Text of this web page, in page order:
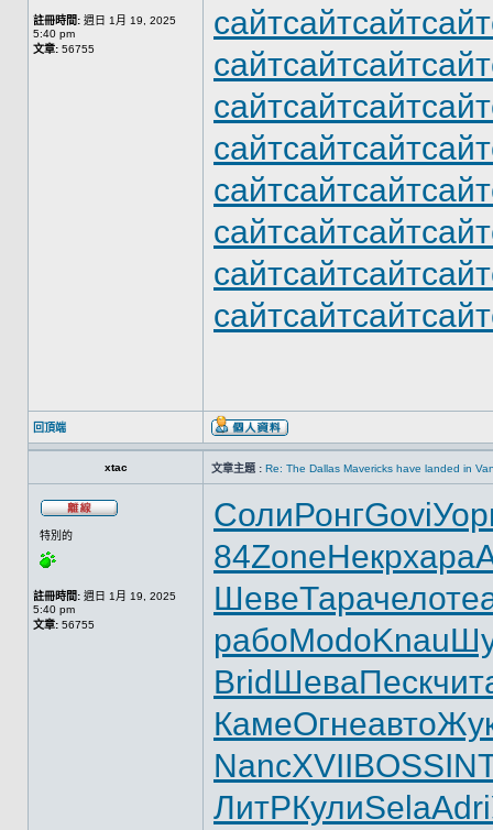
註冊時間: 週日 1月 19, 2025
5:40 pm
文章: 56755
сайтсайтсайтсайт
сайтсайтсайтсайт
сайтсайтсайтсайт
сайтсайтсайтсайт
сайтсайтсайтсайт
сайтсайтсайтсайт
сайтсайтсайтсайт
сайтсайтсайтсайт
回頂端
xtac 文章主題 : Re: The Dallas Mavericks have landed in
特別的
註冊時間: 週日 1月 19, 2025
5:40 pm
文章: 56755
СолиРонгGovi
84ZoneНекрхара
ШевеТарачело
рабоModoKnau
BridШеваПеск
КамеОгнеавто
NancXVIIBOSS
ЛитРКулиSelaAdri